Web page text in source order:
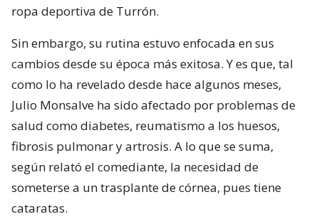
ropa deportiva de Turrón.
Sin embargo, su rutina estuvo enfocada en sus
cambios desde su época más exitosa. Y es que, tal
como lo ha revelado desde hace algunos meses,
Julio Monsalve ha sido afectado por problemas de
salud como diabetes, reumatismo a los huesos,
fibrosis pulmonar y artrosis. A lo que se suma,
según relató el comediante, la necesidad de
someterse a un trasplante de córnea, pues tiene
cataratas.